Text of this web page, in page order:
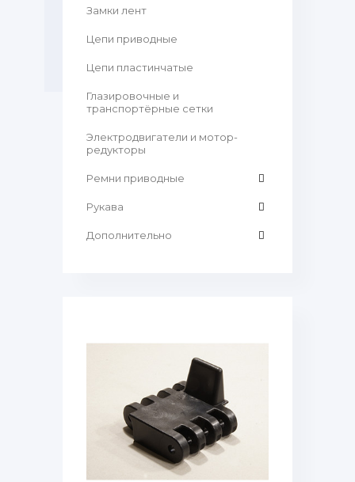
Замки лент
Цепи приводные
Цепи пластинчатые
Глазировочные и
транспортёрные сетки
Электродвигатели и мотор-
редукторы
Ремни приводные
Рукава
Дополнительно